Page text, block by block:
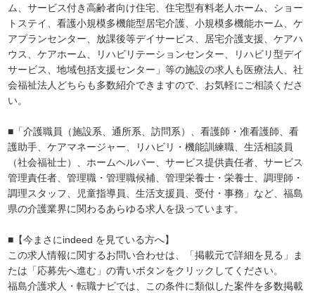
ム、サービス付き高齢者向け住宅、住宅型有料老人ホーム、ショー
トステイ、看護小規模多機能型居宅介護、小規模多機能ホーム、ケ
アプランセンター、放課後等デイサービス、居宅介護支援、ケアハ
ウス、ケアホーム、リハビリテーションセンター、リハビリ型デイ
サービス、地域包括支援センター」等の施設の求人も医療法人、社
会福祉法人どちらも多数紹介できますので、お気軽にご相談くださ
い。
■「介護職員（施設系、通所系、訪問系）、看護師・准看護師、看
護助手、ケアマネージャー、リハビリ・機能訓練職、生活相談員
（社会福祉士）、ホームヘルパー、サービス提供責任者、サービス
管理責任者、管理職・管理職候補、管理栄養士・栄養士、調理師・
調理スタッフ、児童指導員、生活支援員、受付・事務」など、福島
県の介護業界に関わるあらゆる求人を扱っています。
■【今まさにindeed を見ている方へ】
この求人情報に関するお問い合わせは、「掲載元で詳細を見る」ま
たは「応募先へ進む」の青いボタンをクリックしてください。
福島介護求人・転職ナビでは、この条件に類似した案件を多数掲載